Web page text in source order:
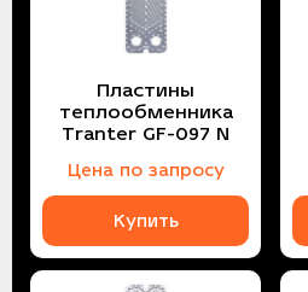
Пластины
теплообменника
Tranter GF-097 N
Цена по запросу
Купить